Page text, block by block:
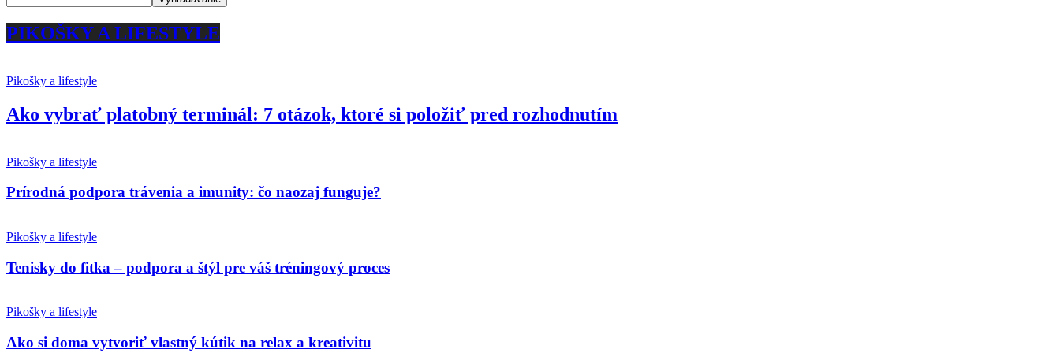
PIKOŠKY A LIFESTYLE
Pikošky a lifestyle
Ako vybrať platobný terminál: 7 otázok, ktoré si položiť pred rozhodnutím
Pikošky a lifestyle
Prírodná podpora trávenia a imunity: čo naozaj funguje?
Pikošky a lifestyle
Tenisky do fitka – podpora a štýl pre váš tréningový proces
Pikošky a lifestyle
Ako si doma vytvoriť vlastný kútik na relax a kreativitu